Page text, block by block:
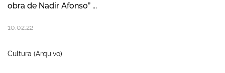
obra de Nadir Afonso” ...
10.02.22
Cultura (Arquivo)